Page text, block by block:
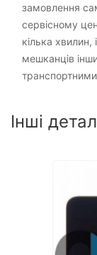
замовлення
сервісному
кілька
мешканців
Інші